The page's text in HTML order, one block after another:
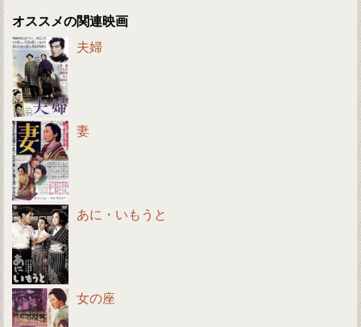
オススメの関連映画
夫婦
妻
あに・いもうと
女の座